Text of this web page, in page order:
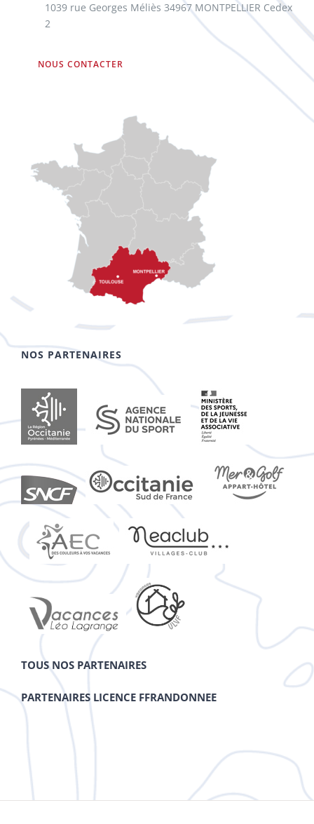
1039 rue Georges Méliès 34967 MONTPELLIER Cedex
2
NOUS CONTACTER
NOS PARTENAIRES
TOUS NOS PARTENAIRES
PARTENAIRES LICENCE FFRANDONNEE